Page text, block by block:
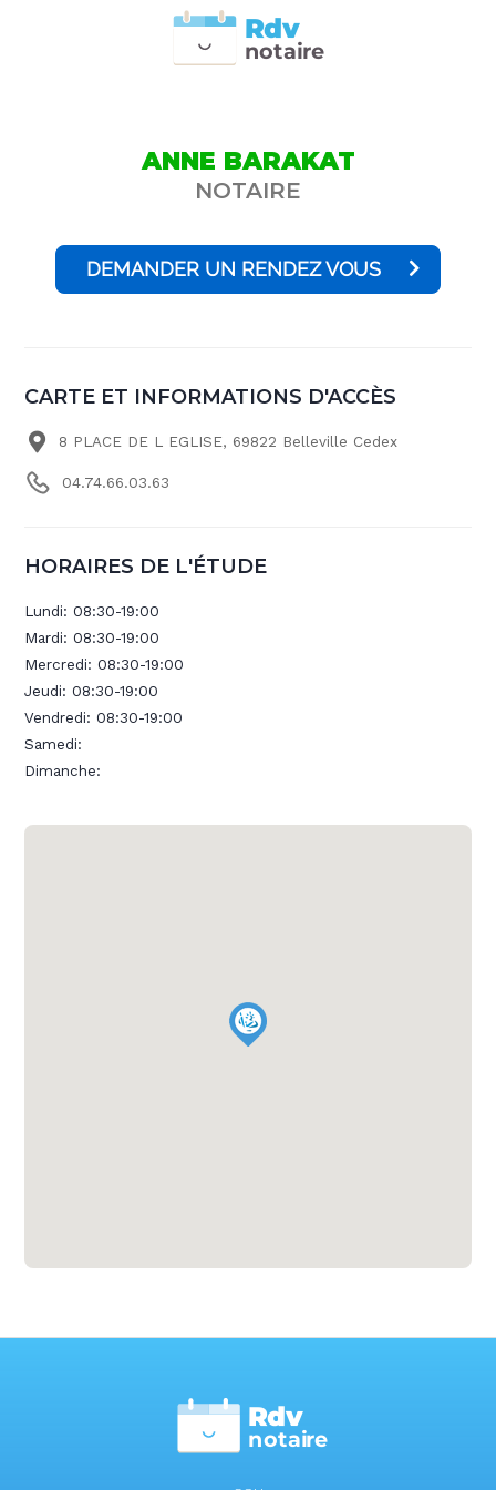
notaire
Rdv
ANNE BARAKAT
NOTAIRE
DEMANDER UN RENDEZ VOUS
CARTE ET INFORMATIONS D'ACCÈS
8 PLACE DE L EGLISE, 69822 Belleville Cedex
04.74.66.03.63
HORAIRES DE L'ÉTUDE
Lundi:08:30-19:00
Mardi:08:30-19:00
Mercredi:08:30-19:00
Jeudi:08:30-19:00
Vendredi:08:30-19:00
Samedi:
Dimanche:
notaire
Rdv